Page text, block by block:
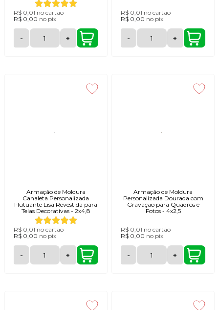
R$ 0,01 no cartão
R$ 0,00 no pix
- +
R$ 0,01 no cartão
R$ 0,00 no pix
- +
Armação de Moldura
Canaleta Personalizada
Flutuante Lisa Revestida para
Telas Decorativas - 2x4,8
R$ 0,01 no cartão
R$ 0,00 no pix
- +
Armação de Moldura
Personalizada Dourada com
Gravação para Quadros e
Fotos - 4x2,5
R$ 0,01 no cartão
R$ 0,00 no pix
- +